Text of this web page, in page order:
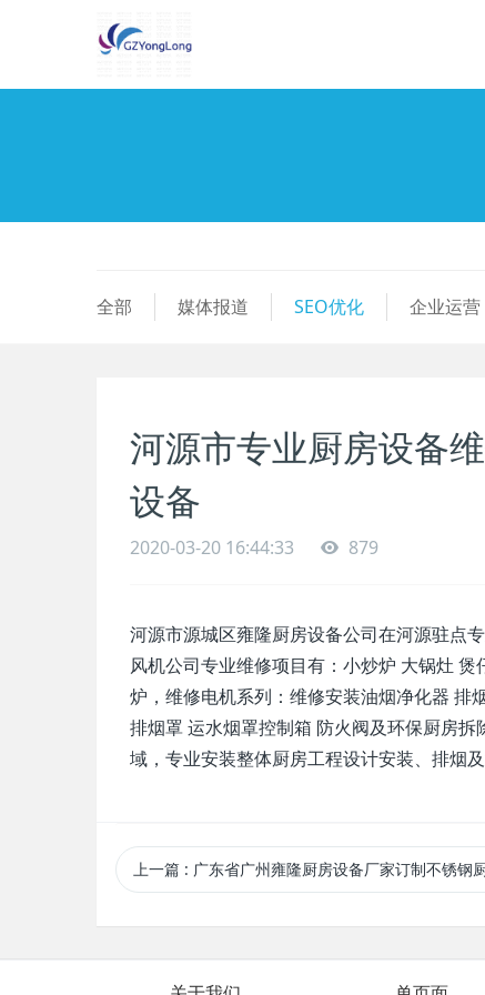
全部 媒体报道 SEO优化 企业运营
河源市专业厨房设备
设备
2020-03-20 16:44:33 879
河源市源城区雍隆厨房设备公司在河源驻点
风机公司专业维修项目有：小炒炉 大锅灶
炉，维修电机系列：维修安装油烟净化器 排
排烟罩 运水烟罩控制箱 防火阀及环保厨房
域，专业安装整体厨房工程设计安装、排烟
上一篇 : 广东省广州雍隆厨房设备厂家订制不锈钢厨具加工